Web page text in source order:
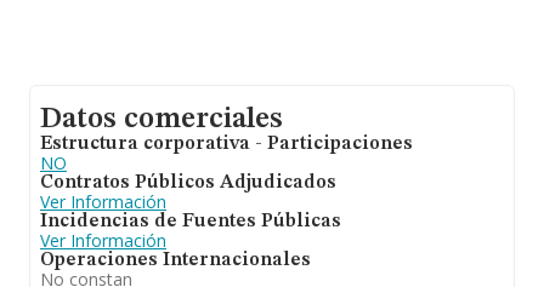
Datos comerciales
Estructura corporativa - Participaciones
NO
Contratos Públicos Adjudicados
Ver Información
Incidencias de Fuentes Públicas
Ver Información
Operaciones Internacionales
No constan